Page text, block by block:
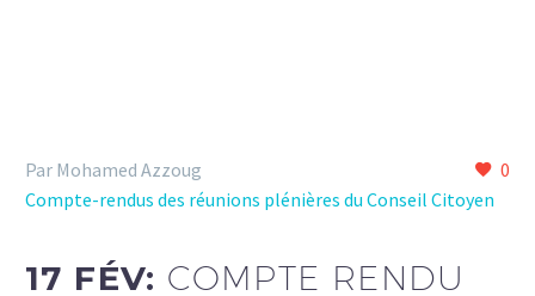
0
Par Mohamed Azzoug
Compte-rendus des réunions plénières du Conseil Citoyen
17 FÉV: COMPTE RENDU